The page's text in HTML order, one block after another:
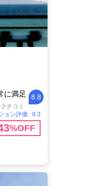
に満足 8.8
チコミ
ョン評価 : 8.3
%OFF